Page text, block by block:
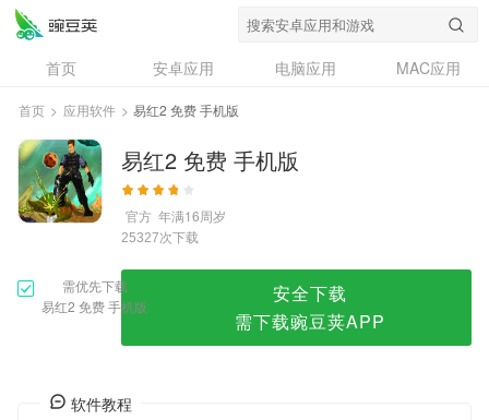
首页 安卓应用 电脑应用
MAC应用
资讯
专题
问答
首页 > 应用软件 > 易红2 免费 手机版
易红2 免费 手机版
官方 年满16周岁
25327次下载
需优先下载
易红2 免费 手机版
安全下载
需下载豌豆荚APP
软件教程